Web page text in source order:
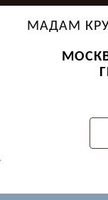
МАДАМ